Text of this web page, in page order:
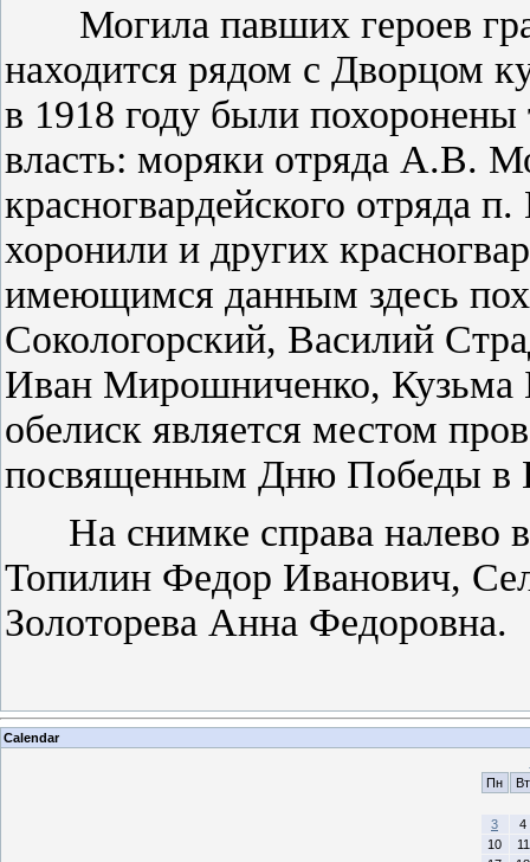
Могила павших героев
находится рядом с Дворцом
в 1918 году были
власть: моряки отряда А.В.
красногвардейского отряда
хоронили и других
имеющимся данным здесь
Сокологорский, Василий
Иван Мирошниченко,
обелиск является местом
посвященным Дню Победы в
На снимке справа налево
Топилин Федор Иванович,
Золоторева Анна Федоровна.
Calendar
Пн
Вт
3
4
10
11